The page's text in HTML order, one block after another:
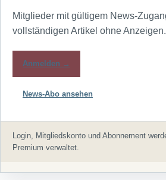
Mitglieder mit gültigem News-
vollständigen Artikel ohne Anzeigen.
Anmelden →
News-Abo ansehen
Login, Mitgliedskonto und Abonnement
Premium verwaltet.